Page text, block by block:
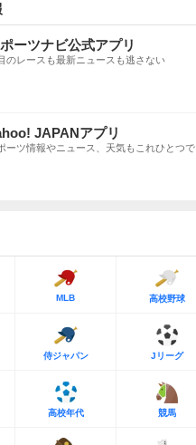
ーツナビ公式アプリ
のレースも最新ニュースも逃さない
JAPANアプリ
ーツ情報やニュース、天気もこれひとつで
MLB 高校野球
侍ジャパン Jリーグ
高校年代 競馬